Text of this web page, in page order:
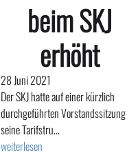
beim SKJ
erhöht
28 Juni 2021
Der SKJ hatte auf einer kürzlich
durchgeführten Vorstandssitzung
seine Tarifstru...
weiterlesen